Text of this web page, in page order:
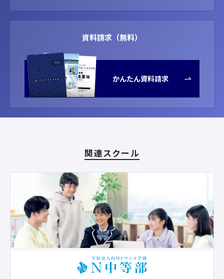
資料請求（無料）
かんたん資料請求
関連スクール